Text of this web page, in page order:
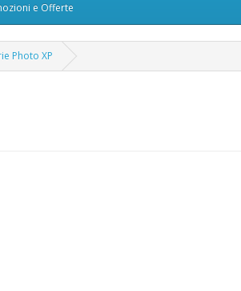
e Offerte
Photo XP